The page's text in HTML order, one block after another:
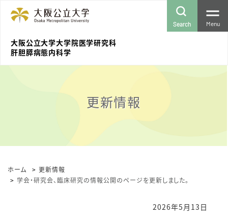
大阪公立大学大学院医学研究科
肝胆膵病態内科学
Search Menu
更新情報
ホーム
更新情報
学会・研究会、臨床研究の情報公開のページを更新しました。
2026年5月13日